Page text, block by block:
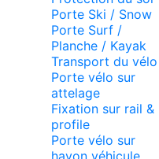
Porte Ski / Snow
Porte Surf /
Planche / Kayak
Transport du vélo
Porte vélo sur
attelage
Fixation sur rail &
profile
Porte vélo sur